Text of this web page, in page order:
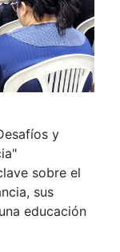
y
sobre el
sus
educación